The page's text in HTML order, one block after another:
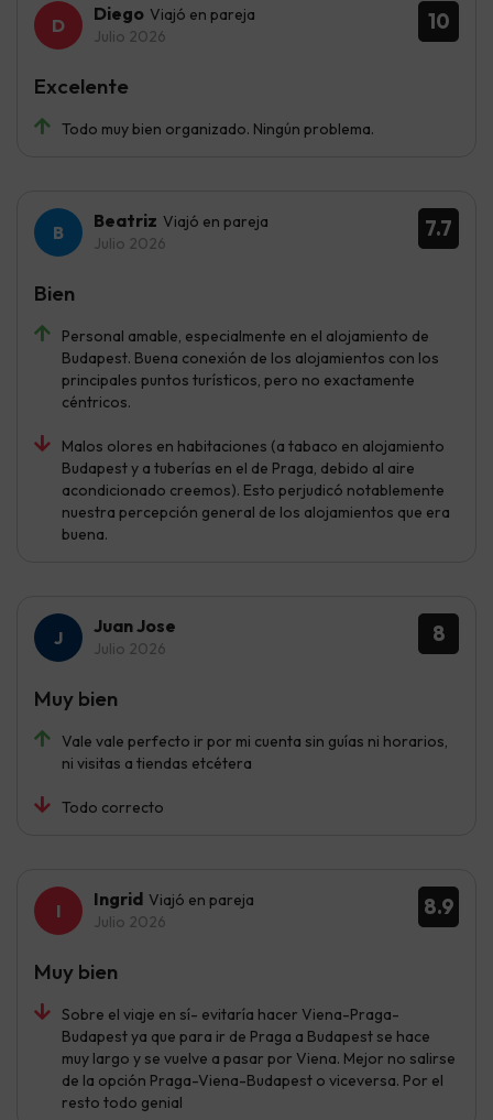
10
Diego Viajó en pareja
Julio 2026
Todo muy bien organizado. Ningún problema.
Excelente
7.7
Beatriz Viajó en pareja
Julio 2026
Personal amable, especialmente en el alojamiento de
Budapest. Buena conexión de los alojamientos con los
principales puntos turísticos, pero no exactamente
céntricos.
Malos olores en habitaciones (a tabaco en alojamiento
Budapest y a tuberías en el de Praga, debido al aire
acondicionado creemos). Esto perjudicó notablemente
nuestra percepción general de los alojamientos que era
buena.
Bien
8
Juan Jose
Julio 2026
Vale vale perfecto ir por mi cuenta sin guías ni horarios,
ni visitas a tiendas etcétera
Todo correcto
Muy bien
8.9
Ingrid Viajó en pareja
Julio 2026
Sobre el viaje en sí- evitaría hacer Viena-Praga-
Budapest ya que para ir de Praga a Budapest se hace
muy largo y se vuelve a pasar por Viena. Mejor no salirse
de la opción Praga-Viena-Budapest o viceversa. Por el
resto todo genial
Muy bien